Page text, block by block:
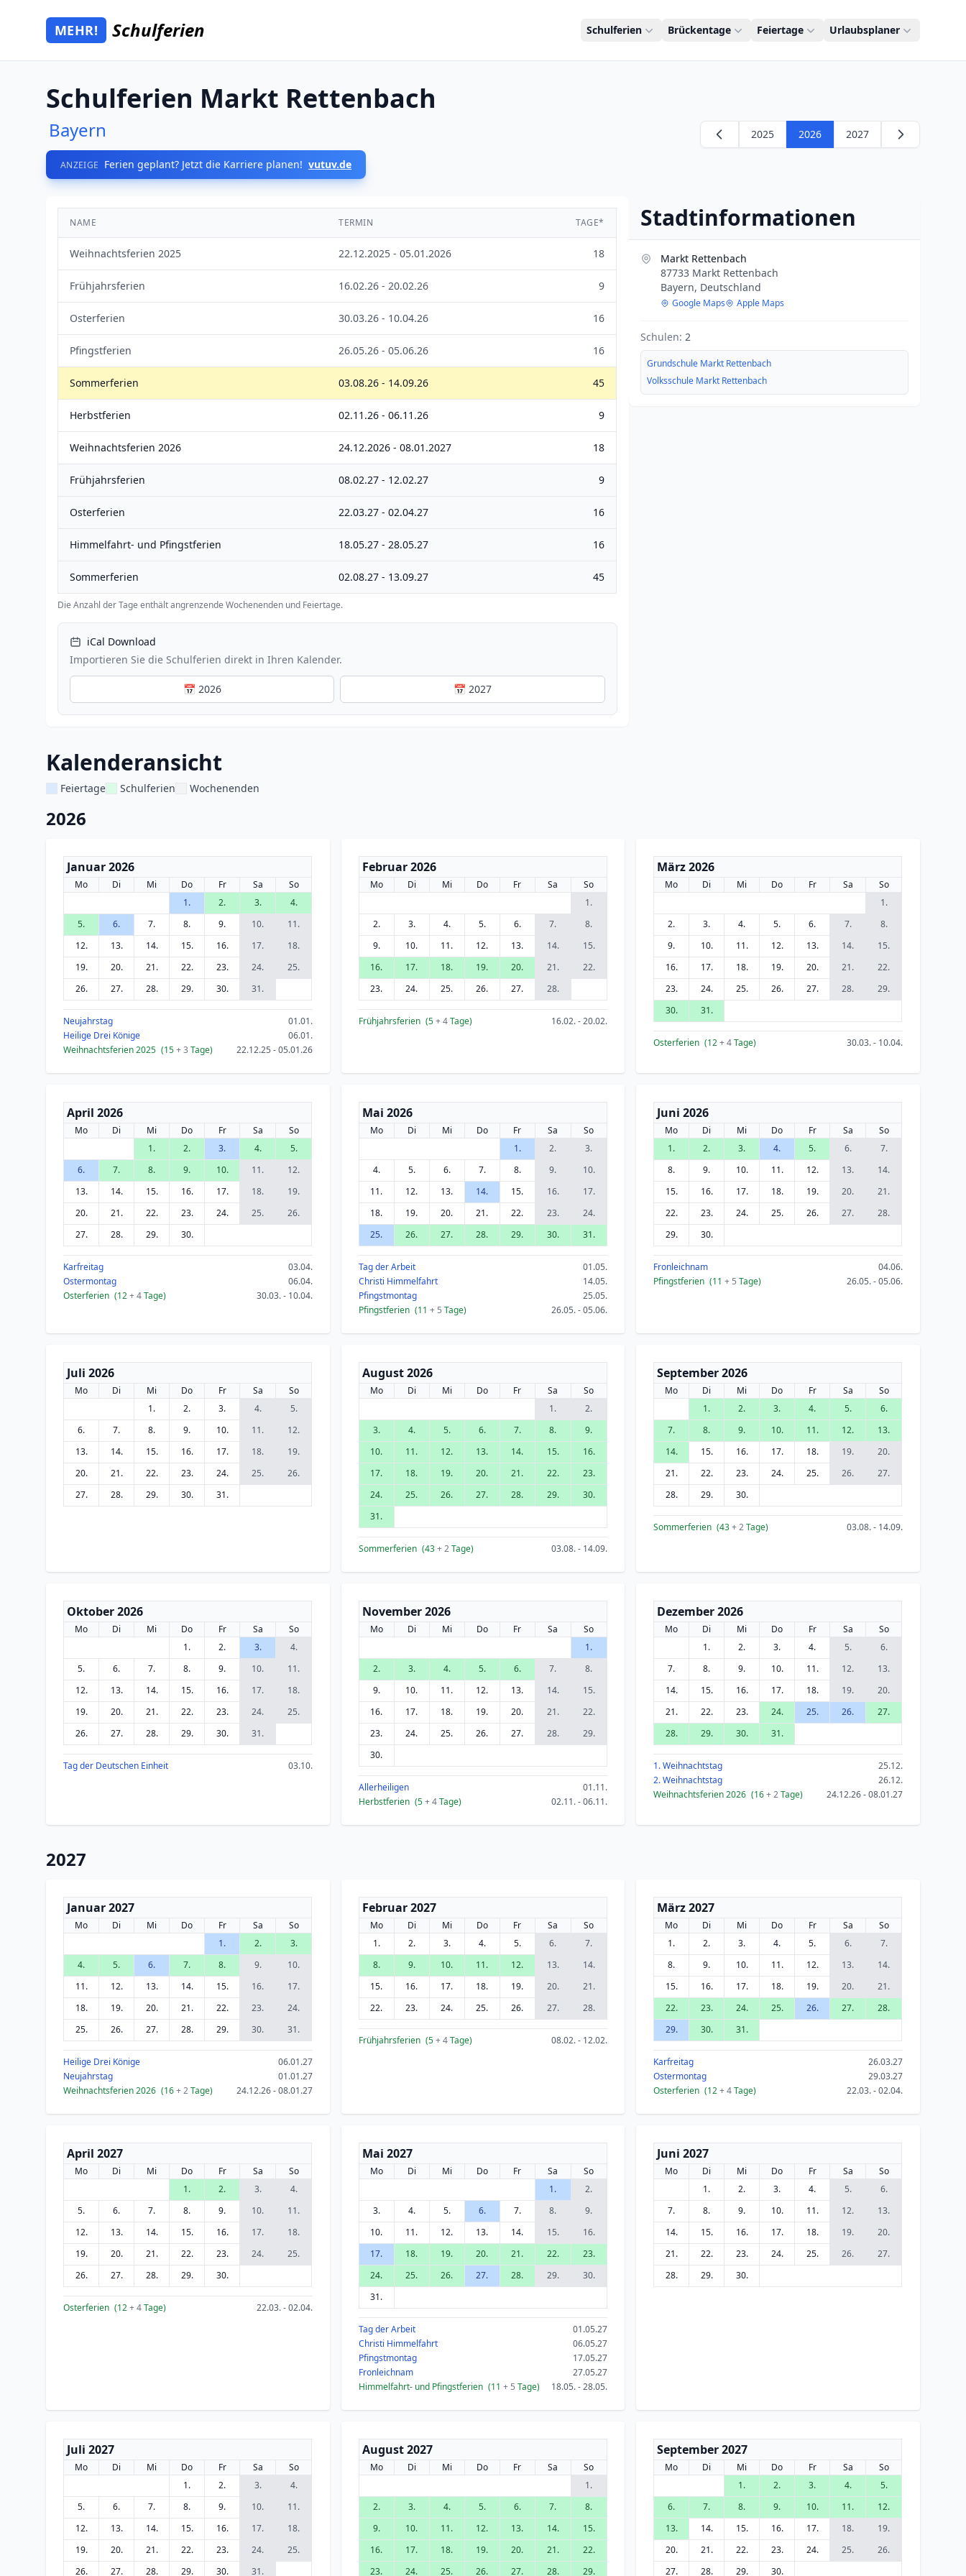
Zum Hauptinhalt springen
Mehr Schulferien
MEHR! Schulferien Schulferien Brückentage Feiertage Urlaubsplaner
Schulferien Markt Rettenbach
Bayern
ANZEIGE Ferien geplant? Jetzt die Karriere planen! vutuv.de
2025 2026 2027
NAME TERMIN TAGE*
Weihnachtsferien 2025 22.12.2025 - 05.01.2026 18
Frühjahrsferien 16.02.26 - 20.02.26 9
Osterferien 30.03.26 - 10.04.26 16
Pfingstferien 26.05.26 - 05.06.26 16
Sommerferien 03.08.26 - 14.09.26 45
Herbstferien 02.11.26 - 06.11.26 9
Weihnachtsferien 2026 24.12.2026 - 08.01.2027 18
Frühjahrsferien 08.02.27 - 12.02.27 9
Osterferien 22.03.27 - 02.04.27 16
Himmelfahrt- und Pfingstferien 18.05.27 - 28.05.27 16
Sommerferien 02.08.27 - 13.09.27 45
Die Anzahl der Tage enthält angrenzende Wochenenden und Feiertage.
iCal Download
Importieren Sie die Schulferien direkt in Ihren Kalender.
📅 2026 📅 2027
Stadtinformationen
Markt Rettenbach
87733 Markt Rettenbach
Bayern, Deutschland
Google Maps Apple Maps
Schulen: 2
Grundschule Markt Rettenbach
Volksschule Markt Rettenbach
Kalenderansicht
Feiertage Schulferien Wochenenden
2026
Januar 2026
Mo Di Mi Do Fr Sa
So
1.
2. 3.
4.
5.
6. 7. 8. 9. 10.
11.
12.
13. 14. 15. 16. 17.
18.
19.
20. 21. 22. 23. 24.
25.
26.
27. 28. 29. 30. 31.
Neujahrstag
01.01.
Heilige Drei Könige
06.01.
Weihnachtsferien 2025 (15+ 3 Tage) 22.12.25 - 05.01.26
Februar 2026
Mo Di Mi Do Fr Sa
So
1.
2.
3. 4. 5. 6. 7.
8.
9.
10. 11. 12. 13. 14.
15.
16.
17. 18. 19. 20. 21.
22.
23.
24. 25. 26. 27. 28.
Frühjahrsferien (5+ 4Tage) 16.02. - 20.02.
März 2026
Mo Di Mi Do Fr Sa
So
1.
2.
3. 4. 5. 6. 7.
8.
9.
10. 11. 12. 13. 14.
15.
16.
17. 18. 19. 20. 21.
22.
23.
24. 25. 26. 27. 28.
29.
30.
31.
Osterferien (12+ 4Tage) 30.03. - 10.04.
April 2026
Mo Di Mi Do Fr Sa
So
1.
2. 3. 4.
5.
6.
7. 8. 9. 10. 11.
12.
13.
14. 15. 16. 17. 18.
19.
20.
21. 22. 23. 24. 25.
26.
27.
28. 29. 30.
Karfreitag
03.04.
Ostermontag
06.04.
Osterferien (12+ 4Tage) 30.03. - 10.04.
Mai 2026
Mo Di Mi Do Fr Sa
So
1.
2.
3.
4.
5. 6. 7. 8. 9.
10.
11.
12. 13. 14. 15. 16.
17.
18.
19. 20. 21. 22. 23.
24.
25.
26. 27. 28. 29. 30. 31.
Tag der Arbeit
01.05.
Christi Himmelfahrt
14.05.
Pfingstmontag
25.05.
Pfingstferien (11 + 5 Tage) 26.05. - 05.06.
Juni 2026
Mo Di Mi Do Fr Sa
So
1.
2. 3. 4. 5. 6.
7.
8.
9. 10. 11. 12. 13.
14.
15.
16. 17. 18. 19. 20.
21.
22.
23. 24. 25. 26. 27.
28.
29.
30.
Fronleichnam
04.06.
Pfingstferien (11+ 5 Tage) 26.05. - 05.06.
Juli 2026
Mo Di Mi Do Fr Sa
So
1.
2. 3. 4.
5.
6.
7. 8. 9. 10. 11.
12.
13.
14. 15. 16. 17. 18.
19.
20.
21. 22. 23. 24. 25.
26.
27.
28. 29. 30. 31.
August 2026
Mo Di Mi Do Fr Sa
So
1.
2.
3.
4. 5. 6. 7. 8.
9.
10.
11. 12. 13. 14. 15.
16.
17.
18. 19. 20. 21. 22.
23.
24.
25. 26. 27. 28. 29.
30.
31.
Sommerferien (43+ 2Tage) 03.08. - 14.09.
September 2026
Mo Di Mi Do Fr Sa
So
1.
2. 3. 4. 5.
6.
7.
8. 9. 10. 11. 12.
13.
14.
15. 16. 17. 18. 19.
20.
21.
22. 23. 24. 25. 26.
27.
28.
29. 30.
Sommerferien (43+ 2Tage) 03.08. - 14.09.
Oktober 2026
Mo Di Mi Do Fr Sa
So
1.
2. 3.
4.
5.
6. 7. 8. 9. 10.
11.
12.
13. 14. 15. 16. 17.
18.
19.
20. 21. 22. 23. 24.
25.
26.
27. 28. 29. 30. 31.
Tag der Deutschen Einheit 03.10.
November 2026
Mo Di Mi Do Fr Sa
So
1.
2.
3. 4. 5. 6. 7.
8.
9.
10. 11. 12. 13. 14.
15.
16.
17. 18. 19. 20. 21.
22.
23.
24. 25. 26. 27. 28.
29.
30.
Allerheiligen
01.11.
Herbstferien (5+ 4Tage) 02.11. - 06.11.
Dezember 2026
Mo Di Mi Do Fr Sa
So
1.
2. 3. 4. 5.
6.
7.
8. 9. 10. 11. 12.
13.
14.
15. 16. 17. 18. 19.
20.
21.
22. 23. 24. 25. 26.
27.
28.
29. 30. 31.
1. Weihnachtstag
25.12.
2. Weihnachtstag
26.12.
Weihnachtsferien 2026 (16+ 2Tage) 24.12.26 - 08.01.27
2027
Januar 2027
Mo Di Mi Do Fr Sa
So
1.
2.
3.
4.
5. 6. 7. 8. 9.
10.
11.
12. 13. 14. 15. 16.
17.
18.
19. 20. 21. 22. 23.
24.
25.
26. 27. 28. 29. 30. 31.
Heilige Drei Könige
06.01.27
Neujahrstag
01.01.27
Weihnachtsferien 2026 (16+ 2Tage) 24.12.26 - 08.01.27
Februar 2027
Mo Di Mi Do Fr Sa
So
1.
2. 3. 4. 5. 6.
7.
8.
9. 10. 11. 12. 13.
14.
15.
16. 17. 18. 19. 20.
21.
22.
23. 24. 25. 26. 27. 28.
Frühjahrsferien (5+ 4Tage) 08.02. - 12.02.
März 2027
Mo Di Mi Do Fr Sa
So
1.
2. 3. 4. 5. 6.
7.
8.
9. 10. 11. 12. 13.
14.
15.
16. 17. 18. 19. 20.
21.
22.
23. 24. 25. 26. 27.
28.
29.
30. 31.
Karfreitag
26.03.27
Ostermontag
29.03.27
Osterferien (12+ 4Tage) 22.03. - 02.04.
April 2027
Mo Di Mi Do Fr Sa
So
1.
2. 3.
4.
5.
6. 7. 8. 9. 10.
11.
12.
13. 14. 15. 16. 17.
18.
19.
20. 21. 22. 23. 24.
25.
26.
27. 28. 29. 30.
Osterferien (12+ 4Tage) 22.03. - 02.04.
Mai 2027
Mo Di Mi Do Fr Sa
So
1.
2.
3.
4. 5. 6. 7. 8.
9.
10.
11. 12. 13. 14. 15.
16.
17.
18. 19. 20. 21. 22.
23.
24.
25. 26. 27. 28. 29.
30.
31.
Tag der Arbeit
01.05.27
Christi Himmelfahrt
06.05.27
Pfingstmontag
17.05.27
Fronleichnam
27.05.27
Himmelfahrt- und Pfingstferien (11 + 5 Tage) 18.05. - 28.05.
Juni 2027
Mo Di Mi Do Fr Sa
So
1.
2. 3. 4. 5.
6.
7.
8. 9. 10. 11. 12.
13.
14.
15. 16. 17. 18. 19.
20.
21.
22. 23. 24. 25. 26.
27.
28.
29. 30.
Juli 2027
Mo Di Mi Do Fr Sa
So
1.
2. 3.
4.
5.
6. 7. 8. 9. 10.
11.
12.
13. 14. 15. 16. 17.
18.
19.
20. 21. 22. 23. 24.
25.
26.
27. 28. 29. 30. 31.
August 2027
Mo Di Mi Do Fr Sa
So
1.
2.
3. 4. 5. 6. 7.
8.
9.
10. 11. 12. 13. 14.
15.
16.
17. 18. 19. 20. 21.
22.
23.
24. 25. 26. 27. 28. 29.
September 2027
Mo Di Mi Do Fr Sa
So
1.
2. 3. 4.
5.
6.
7. 8. 9. 10. 11.
12.
13.
14. 15. 16. 17. 18.
19.
20.
21. 22. 23. 24. 25.
26.
27.
28. 29. 30.